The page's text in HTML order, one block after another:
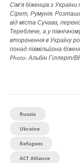
Сім'я біженців з
Сірет, Румунія.
від міста Сучава,
Тереблече, а у
вторгнення в Україну
понад півмільйона
Photo:Альбін Гіллерт/
Russia
Ukraine
Refugees
ACT Alliance